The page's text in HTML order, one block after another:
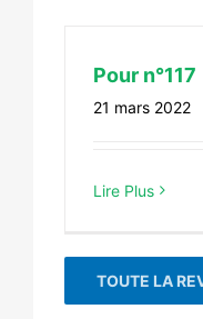
Pour n°117
21 mars 2022
Lire Plus
TOUTE LA